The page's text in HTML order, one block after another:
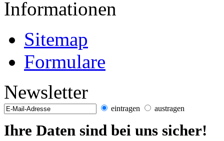
Informationen
Sitemap
Formulare
Newsletter
eintragen austragen
Ihre Daten sind bei uns sicher!